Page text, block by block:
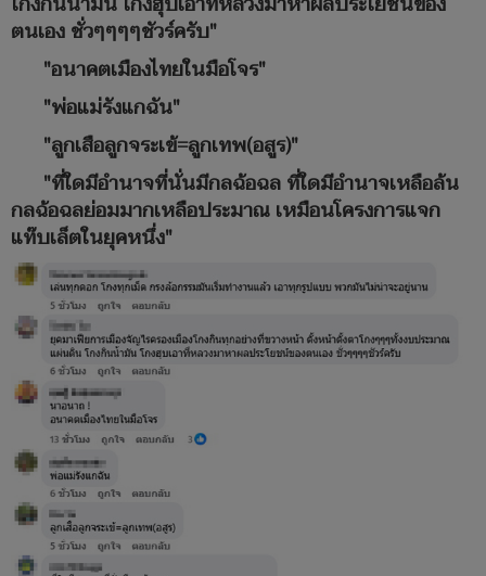
ตนเอง ชั่วๆๆๆๆชัวร์ครับ"
"อนาคตเมืองไทยในมือโจร"
"พ่อแม่รังแกฉัน"
"ลูกเสือลูกจระเข้=ลูกเทพ(อสูร)"
"ที่ใดมีอำนาจที่นั่นมีกลฉ้อฉล ที่ใดมีอำนาจเหลือล้น
กลฉ้อฉลย่อมมากเหลือประมาณ เหมือนโครงการแจก
แท๊บเล็ตในยุคหนึ่ง"